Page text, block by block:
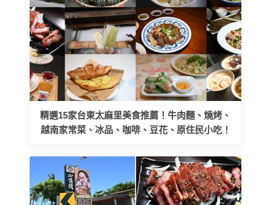
精選15家台東太麻里美食推薦！牛肉麵、燒烤、
越南家常菜、冰品、咖啡、豆花、原住民小吃！